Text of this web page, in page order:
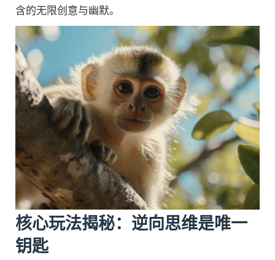
含的无限创意与幽默。
核心玩法揭秘：逆向思维是唯一
钥匙